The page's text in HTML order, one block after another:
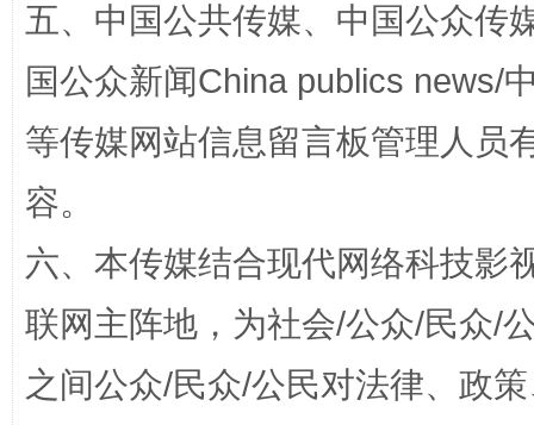
完善运行机制助力责任有效落实 一纸欠
东山县通报“牛蛙产品抗生素超标问题” 法
五、中国公共传媒、中国公众传
国公众新闻China publics news/
等传媒网站信息留言板管理人员
容。
六、本传媒结合现代网络科技影
联网主阵地，为社会/公众/民众/
之间公众/民众/公民对法律、政